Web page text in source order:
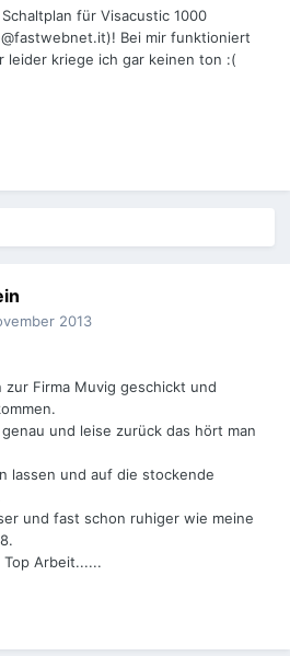
für Visacustic 1000
Bei mir funktioniert
leider kriege ich gar keinen ton :(
2013
Firma Muvig geschickt und
und leise zurück das hört man
lassen und auf die stockende
und fast schon ruhiger wie meine
Top Arbeit......